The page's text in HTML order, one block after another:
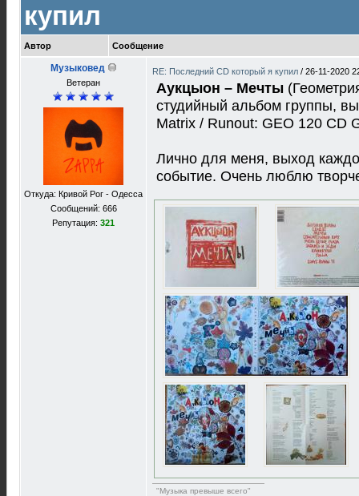
купил
Автор Сообщение
Музыковед
Ветеран
Откуда: Кривой Рог - Одесса
Сообщений: 666
Репутация: 321
RE: Последний CD который я купил / 26-11-2020
Аукцыон ‎– Мечты
студийный альбом группы,
Matrix / Runout: GEO 120 CD
Лично для меня, выход
событие. Очень люблю
"Музыка превыше всего"